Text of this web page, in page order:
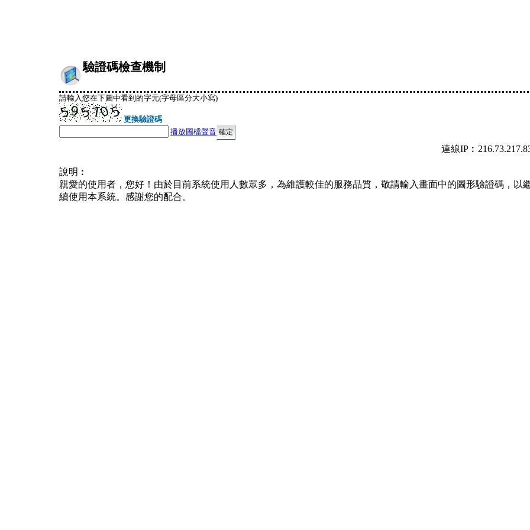
驗證碼檢查機制
請輸入您在下圖中看到的字元(字母區分大小寫)
更換驗證碼
播放圖檔聲音
連線
說明︰
親愛的使用者，您好！由於目前系統使用人數眾多，為維護較佳的服務品質，敬請輸入畫面中的圖形驗證碼，以
續使用本系統。感謝您的配合。